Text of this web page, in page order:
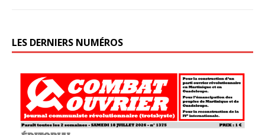
LES DERNIERS NUMÉROS